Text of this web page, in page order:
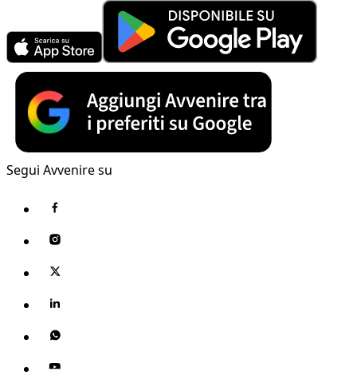
Segui Avvenire su